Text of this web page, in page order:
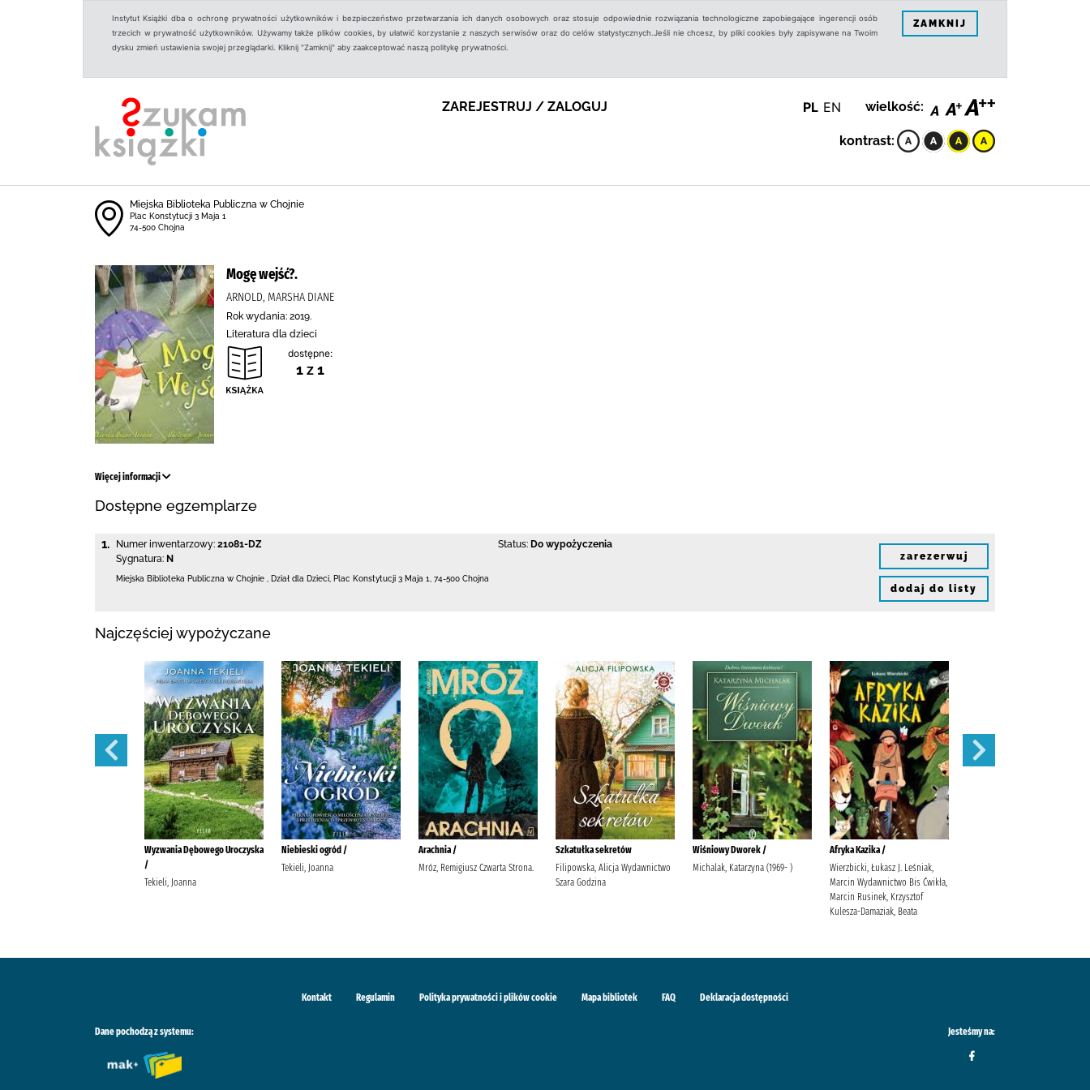
Instytut Książki dba o ochronę prywatności użytkowników i bezpieczeństwo przetwarzania ich danych osobowych oraz stosuje odpowiednie rozwiązania technologiczne zapobiegające ingerencji osób
trzecich w prywatność użytkowników. Używamy także plików cookies, by ułatwić korzystanie z naszych serwisów oraz do celów statystycznych.Jeśli nie chcesz, by pliki cookies były zapisywane na Twoim
dysku zmień ustawienia swojej przeglądarki. Kliknij "Zamknij" aby zaakceptować naszą politykę prywatności.
ZAMKNIJ
ZAREJESTRUJ / ZALOGUJ PL EN wielkość:
kontrast:
Miejska Biblioteka Publiczna w Chojnie
Plac Konstytucji 3 Maja 1
74-500 Chojna
Mogę wejść?.
ARNOLD, MARSHA DIANE
Rok wydania: 2019.
Literatura dla dzieci
dostępne:
1 z 1
Więcej informacji
Dostępne egzemplarze
1. Numer inwentarzowy: 21081-DZ
Sygnatura: N
Status: Do wypożyczenia
Miejska Biblioteka Publiczna w Chojnie Dział dla Dzieci, Plac Konstytucji 3 Maja 1 74-500 Chojna
zarezerwuj
dodaj do listy
Najczęściej wypożyczane
Wyzwania Dębowego Uroczyska
/
Tekieli, Joanna
Niebieski ogród /
Tekieli, Joanna
Arachnia /
Mróz, Remigiusz Czwarta Strona.
Szkatułka sekretów
Filipowska, Alicja Wydawnictwo
Szara Godzina
Wiśniowy Dworek /
Michalak, Katarzyna (1969- )
Afryka Kazika /
Wierzbicki, Łukasz J. Leśniak,
Marcin Wydawnictwo Bis Ćwikła,
Marcin Rusinek, Krzysztof
Kulesza-Damaziak, Beata
Kontakt Regulamin Polityka prywatności i plików cookie Mapa bibliotek FAQ Deklaracja dostępności
Dane pochodzą z systemu: Jesteśmy na: